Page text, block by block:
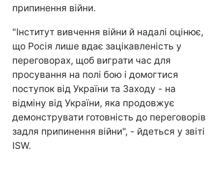
припинення війни.
"Інститут вивчення війни й надалі оцінює,
що Росія лише вдає зацікавленість у
переговорах, щоб виграти час для
просування на полі бою і домогтися
поступок від України та Заходу - на
відміну від України, яка продовжує
демонструвати готовність до переговорів
задля припинення війни", - йдеться у звіті
ISW.